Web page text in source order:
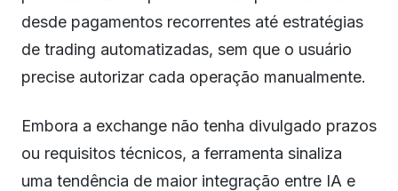
desde pagamentos recorrentes até estratégias
de trading automatizadas, sem que o usuário
precise autorizar cada operação manualmente.
Embora a exchange não tenha divulgado prazos
ou requisitos técnicos, a ferramenta sinaliza
uma tendência de maior integração entre IA e